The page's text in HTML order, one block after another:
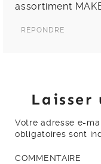
assortiment
RÉPONDRE
Laisser
Votre adresse e-
obligatoires sont
COMMENTAIRE